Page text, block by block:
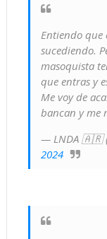
Entiendo que
sucediendo.
masoquista
que entras y
Me voy de
bancan y me
— LNDA 🇦🇷
2024